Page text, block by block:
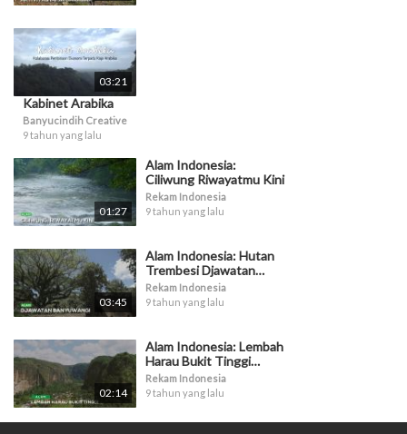
03:21
Kabinet Arabika
Banyucindih Creative
9 tahun yang lalu
01:27
Alam Indonesia:
Ciliwung Riwayatmu Kini
Rekam Indonesia
9 tahun yang lalu
03:45
Alam Indonesia: Hutan
Trembesi Djawatan
Banyuwangi
Rekam Indonesia
9 tahun yang lalu
02:14
Alam Indonesia: Lembah
Harau Bukit Tinggi
Sumatera Barat
Rekam Indonesia
9 tahun yang lalu